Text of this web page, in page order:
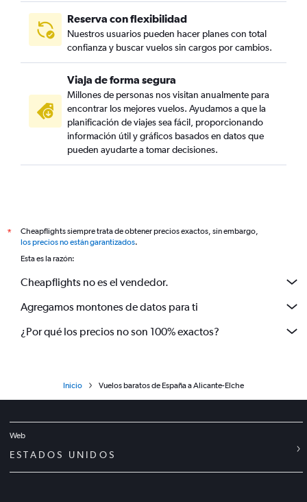
Reserva con flexibilidad
Nuestros usuarios pueden hacer planes con total
confianza y buscar vuelos sin cargos por cambios.
Viaja de forma segura
Millones de personas nos visitan anualmente para
encontrar los mejores vuelos. Ayudamos a que la
planificación de viajes sea fácil, proporcionando
información útil y gráficos basados en datos que
pueden ayudarte a tomar decisiones.
*
Cheapflights siempre trata de obtener precios exactos, sin embargo,
los precios no están garantizados.
Esta es la razón:
Cheapflights no es el vendedor.
Agregamos montones de datos para ti
¿Por qué los precios no son 100% exactos?
Inicio Vuelos baratos de España a Alicante-Elche
Web
ESTADOS UNIDOS